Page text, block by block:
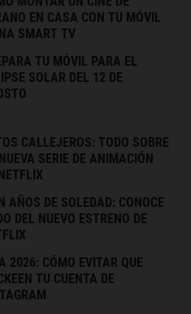
EN CASA CON TU MÓVIL
SMART TV
TU MÓVIL PARA EL
SOLAR DEL 12 DE
CALLEJEROS: TODO SOBRE
SERIE DE ANIMACIÓN
AÑOS DE SOLEDAD: CONOCE
DEL NUEVO ESTRENO DE
2026: CÓMO EVITAR QUE
TU CUENTA DE